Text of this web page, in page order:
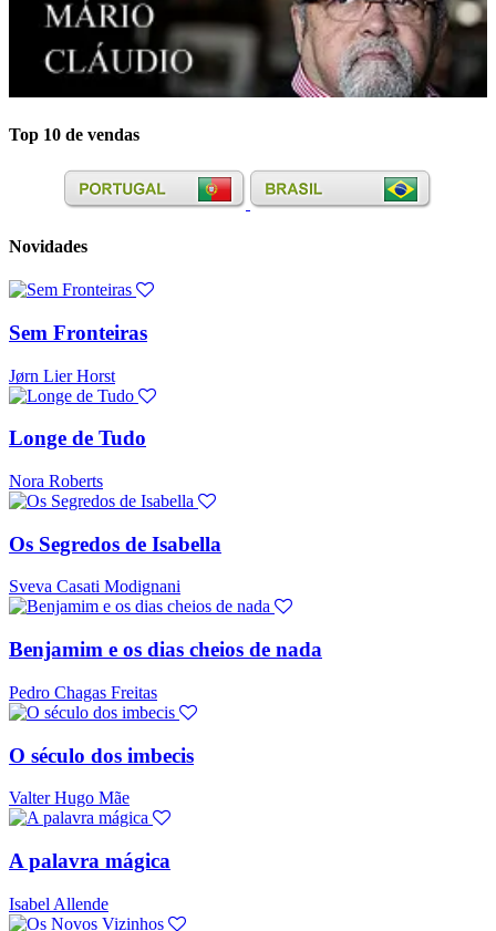
Top 10 de vendas
Novidades
Sem Fronteiras
Jørn Lier Horst
Longe de Tudo
Nora Roberts
Os Segredos de Isabella
Sveva Casati Modignani
Benjamim e os dias cheios de nada
Pedro Chagas Freitas
O século dos imbecis
Valter Hugo Mãe
A palavra mágica
Isabel Allende